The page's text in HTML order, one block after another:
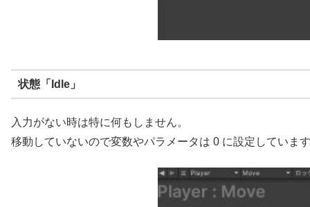
状態「Idle」
入力がない時は特に何もしません。
移動していないので変数やパラメータは 0 に設定していま